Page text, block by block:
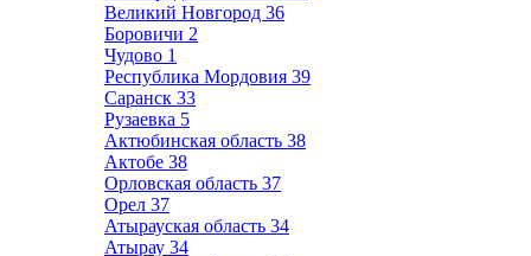
Великий Новгород 36
Боровичи 2
Чудово 1
Республика Мордовия 39
Саранск 33
Рузаевка 5
Актюбинская область 38
Актобе 38
Орловская область 37
Орел 37
Атырауская область 34
Атырау 34